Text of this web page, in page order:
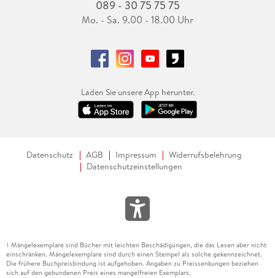
089 - 30 75 75 75
Mo. - Sa. 9.00 - 18.00 Uhr
Laden Sie unsere App herunter.
Datenschutz AGB Impressum
Widerrufsbelehrung
Datenschutzeinstellungen
1 Mängelexemplare sind Bücher mit leichten Beschädigungen, die das Lesen aber nicht
einschränken. Mängelexemplare sind durch einen Stempel als solche gekennzeichnet.
Die frühere Buchpreisbindung ist aufgehoben. Angaben zu Preissenkungen beziehen
sich auf den gebundenen Preis eines mangelfreien Exemplars.